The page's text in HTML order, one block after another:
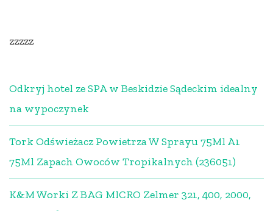
zzzzz
Odkryj hotel ze SPA w Beskidzie Sądeckim idealny
na wypoczynek
Tork Odświeżacz Powietrza W Sprayu 75Ml A1
75Ml Zapach Owoców Tropikalnych (236051)
K&M Worki Z BAG MICRO Zelmer 321, 400, 2000,